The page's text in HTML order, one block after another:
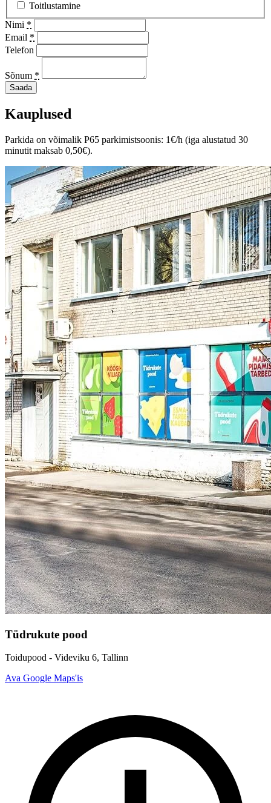
Toitlustamine
Nimi *
Email *
Telefon
Sõnum *
Saada
Kauplused
Parkida on võimalik P65 parkimistsoonis: 1€/h (iga alustatud 30
minutit maksab 0,50€).
Tüdrukute pood
Toidupood - Videviku 6, Tallinn
Ava Google Maps'is